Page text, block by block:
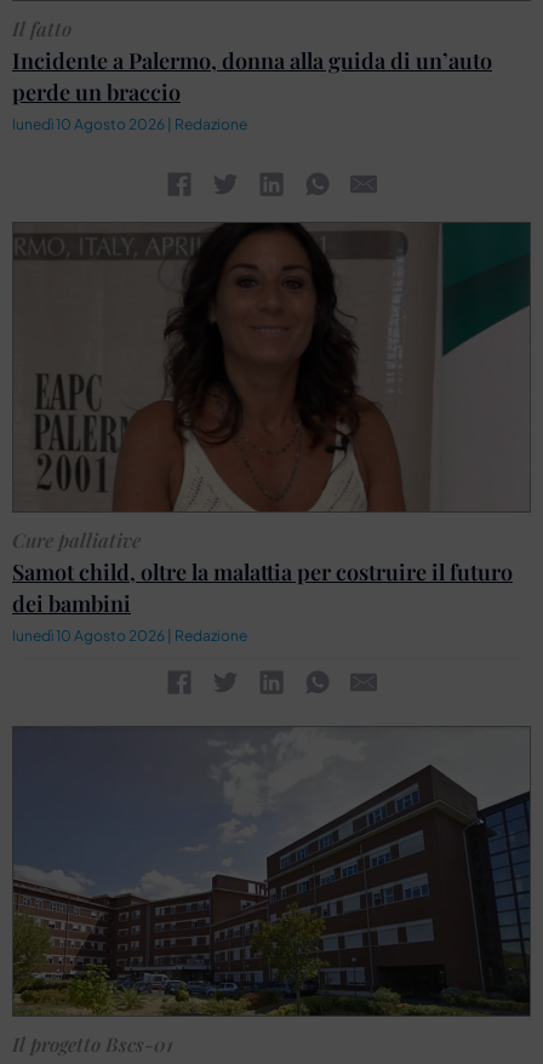
Il fatto
Incidente a Palermo, donna alla guida di un’auto
perde un braccio
lunedì 10 Agosto 2026 | Redazione
Cure palliative
Samot child, oltre la malattia per costruire il futuro
dei bambini
lunedì 10 Agosto 2026 | Redazione
Il progetto Bscs-01